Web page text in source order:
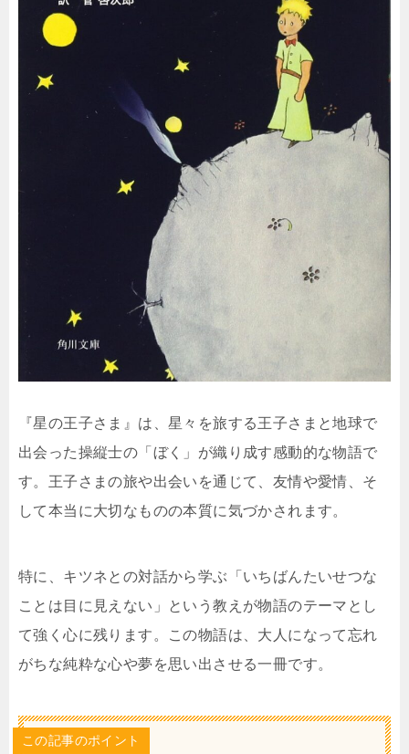
『星の王子さま』は、星々を旅する王子さまと地球で
出会った操縦士の「ぼく」が織り成す感動的な物語で
す。王子さまの旅や出会いを通じて、友情や愛情、そ
して本当に大切なものの本質に気づかされます。
特に、キツネとの対話から学ぶ「いちばんたいせつな
ことは目に見えない」という教えが物語のテーマとし
て強く心に残ります。この物語は、大人になって忘れ
がちな純粋な心や夢を思い出させる一冊です。
この記事のポイント